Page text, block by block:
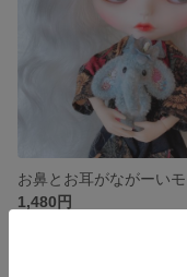
1,480円